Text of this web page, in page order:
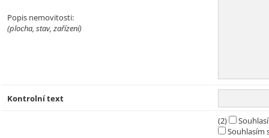
Popis nemovitosti:
(plocha, stav, zařízení)
Kontrolní text
(2)
Souhlasím